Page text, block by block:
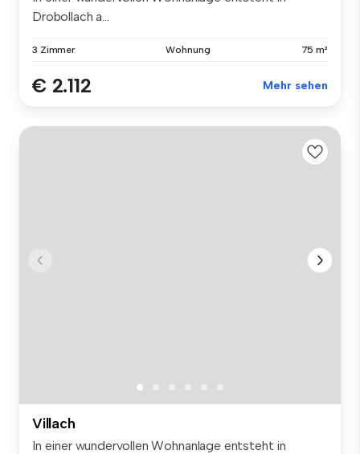
Drobollach a...
3 Zimmer Wohnung 75 m²
€ 2.112 Mehr sehen
Villach
In einer wundervollen Wohnanlage entsteht in